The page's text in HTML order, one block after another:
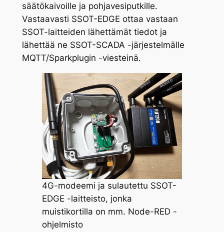
säätökaivoille ja pohjavesiputkille.
Vastaavasti SSOT-EDGE ottaa vastaan
SSOT-laitteiden lähettämät tiedot ja
lähettää ne SSOT-SCADA -järjestelmälle
MQTT/Sparkplugin -viesteinä.
4G-modeemi ja sulautettu SSOT-
EDGE -laitteisto, jonka
muistikortilla on mm. Node-RED -
ohjelmisto